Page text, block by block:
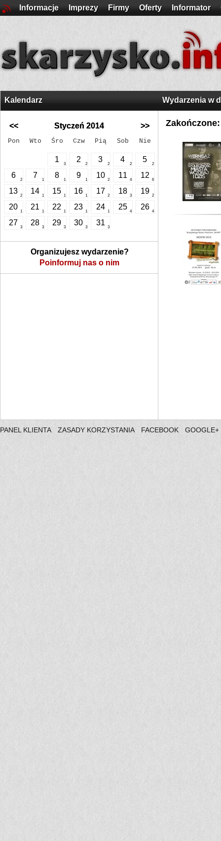
Informacje Imprezy Firmy Oferty Informator
Kalendarz
<< Styczeń 2014 >>
Pon Wto Śro Czw Pią Sob Nie
1
3
2
2
3
2
4
2
5
2
6
2
7
1
8
1
9
1
10
2
11
4
12
6
13
2
14
1
15
1
16
1
17
2
18
3
19
2
20
1
21
1
22
1
23
1
24
1
25
4
26
4
27
3
28
3
29
3
30
3
31
3
Organizujesz wydarzenie?
Poinformuj nas o nim
Wydarzenia w
Zakończone:
PANEL KLIENTA ZASADY KORZYSTANIA FACEBOOK GOOGLE+